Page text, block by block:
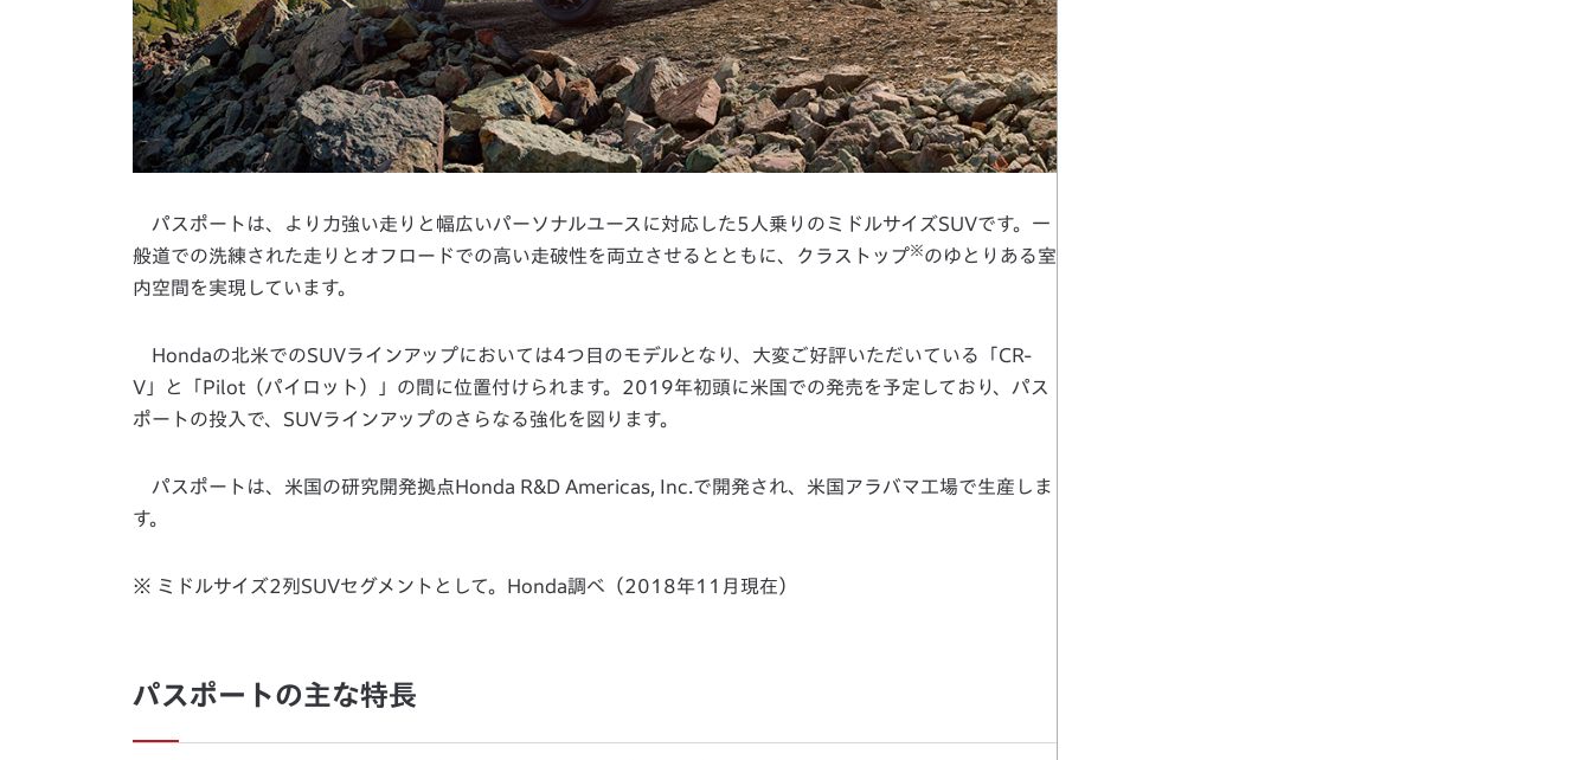
パスポートは、より力強い走りと幅広いパーソナルユースに対応した5人乗りのミドルサイズSUVです。一
般道での洗練された走りとオフロードでの高い走破性を両立させるとともに、クラストップ※のゆとりある室
内空間を実現しています。
Hondaの北米でのSUVラインアップにおいては4つ目のモデルとなり、大変ご好評いただいている「CR-
V」と「Pilot（パイロット）」の間に位置付けられます。2019年初頭に米国での発売を予定しており、パス
ポートの投入で、SUVラインアップのさらなる強化を図ります。
パスポートは、米国の研究開発拠点Honda R&D Americas, Inc.で開発され、米国アラバマ工場で生産しま
す。
※ ミドルサイズ2列SUVセグメントとして。Honda調べ（2018年11月現在）
パスポートの主な特長